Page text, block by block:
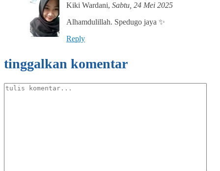
Kiki Wardani, Sabtu, 24 Mei 2025
Alhamdulillah. Spedugo jaya ✨
Reply
tinggalkan komentar